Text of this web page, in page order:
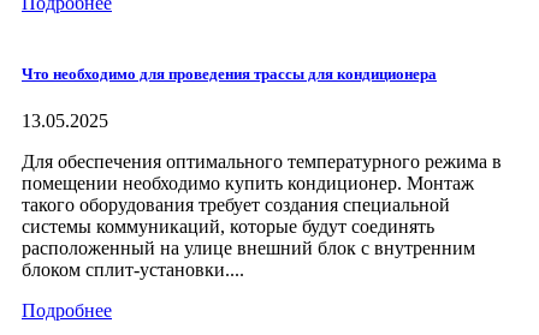
Что необходимо для проведения трассы для кондиционера
13.05.2025
Для обеспечения оптимального температурного режима в
помещении необходимо купить кондиционер. Монтаж
такого оборудования требует создания специальной
системы коммуникаций, которые будут соединять
расположенный на улице внешний блок с внутренним
блоком сплит-установки....
Подробнее